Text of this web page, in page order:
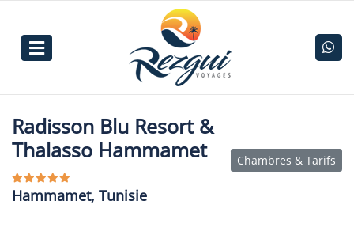
Radisson Blu Resort &
Thalasso Hammamet
Hammamet, Tunisie
Chambres & Tarifs